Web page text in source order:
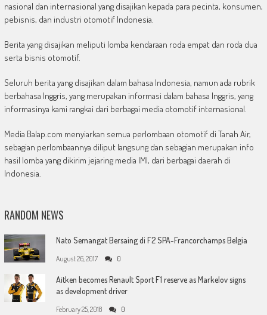
nasional dan internasional yang disajikan kepada para pecinta, konsumen,
pebisnis, dan industri otomotif Indonesia.
Berita yang disajikan meliputi lomba kendaraan roda empat dan roda dua
serta bisnis otomotif.
Seluruh berita yang disajikan dalam bahasa Indonesia, namun ada rubrik
berbahasa Inggris, yang merupakan informasi dalam bahasa Inggris, yang
informasinya kami rangkai dari berbagai media otomotif internasional.
Media Balap.com menyiarkan semua perlombaan otomotif di Tanah Air,
sebagian perlombaannya diliput langsung dan sebagian merupakan info
hasil lomba yang dikirim jejaring media IMI, dari berbagai daerah di
Indonesia.
RANDOM NEWS
Nato Semangat Bersaing di F2 SPA-Francorchamps Belgia
August 26, 2017 0
Aitken becomes Renault Sport F1 reserve as Markelov signs
as development driver
February 25, 2018 0